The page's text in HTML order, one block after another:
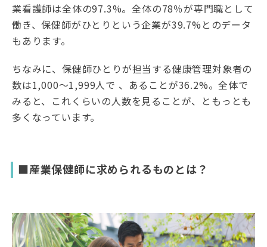
業看護師は全体の97.3%。全体の78％が専門職として
働き、保健師がひとりという企業が39.7%とのデータ
もあります。
ちなみに、保健師ひとりが担当する健康管理対象者の
数は1,000〜1,999人で 、あることが36.2%。全体で
みると、これくらいの人数を見ることが、ともっとも
多くなっています。
■産業保健師に求められるものとは？